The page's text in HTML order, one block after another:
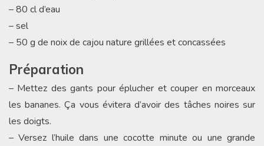
– 80 cl d’eau
– sel
– 50 g de noix de cajou nature grillées et concassées
Préparation
– Mettez des gants pour éplucher et couper en morceaux
les bananes. Ça vous évitera d’avoir des tâches noires sur
les doigts.
– Versez l’huile dans une cocotte minute ou une grande